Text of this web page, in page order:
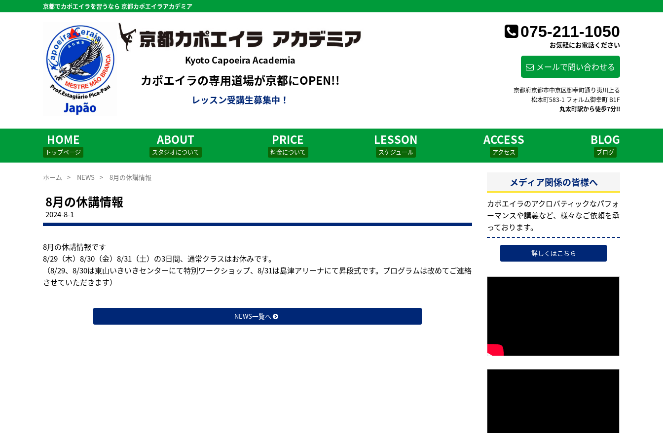
京都でカポエイラを習うなら 京都カポエイラアカデミア
Kyoto Capoeira Academia
カポエイラの専用道場が京都にOPEN!!
レッスン受講生募集中！
075-211-1050
お気軽にお電話ください
メールで問い合わせる
京都府京都市中京区御幸町通り夷川上る
松本町583-1 フォルム御幸町 B1F
丸太町駅から徒歩7分!!
HOME
トップページ
ABOUT
スタジオについて
PRICE
料金について
LESSON
スケジュール
ACCESS
アクセス
BLOG
ブログ
ホーム > NEWS > 8月の休講情報
8月の休講情報
2024-8-1
8月の休講情報です
8/29（木）8/30（金）8/31（土）の3日間、通常クラスはお休みです。
（8/29、8/30は東山いきいきセンターにて特別ワークショップ、8/31は島津アリーナにて昇段式です。プログラムは改めてご連絡
させていただきます）
NEWS一覧へ
メディア関係の皆様へ
カポエイラのアクロバティックなパフォ
ーマンスや講義など、様々なご依頼を承
っております。
詳しくはこちら